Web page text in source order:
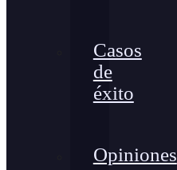
Casos
de
éxito
Opiniones